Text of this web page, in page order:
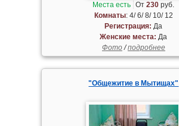
Места есть От230 руб.
Комнаты: 4/ 6/ 8/ 10/ 12
Регистрация: Да
Женские места: Да
Фото/подробнее
"Общежитие в Мытищах"